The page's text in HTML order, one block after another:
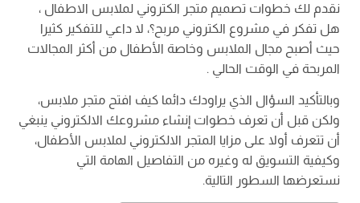
نقدم لك خطوات تصميم متجر الكتروني لملابس الاطفال ،
هل تفكر في مشروع الكتروني مربح؟، لا داعي للتفكير كثيرا
حيث أصبح مجال الملابس وخاصة الأطفال من أكثر المجالات
المربحة في الوقت الحالي .
وبالتأكيد السؤال الذي يراودك دائما كيف افتح متجر ملابس،
ولكن قبل أن تعرف خطوات إنشاء مشروعك الالكتروني ينبغي
أن تتعرف أولا على مزايا المتجر الالكتروني لملابس الأطفال،
وكيفية التسويق له وغيره من التفاصيل الهامة التي
نستعرضها السطور التالية.